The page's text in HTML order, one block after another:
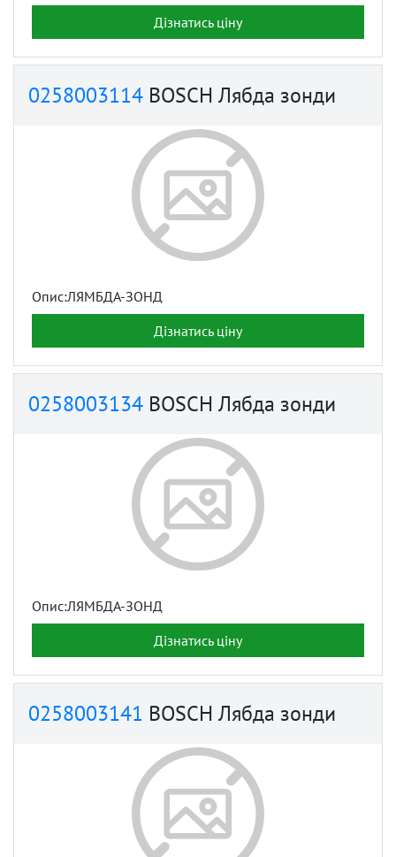
Дізнатись ціну
0258003114 BOSCH Лябда зонди
Опис:ЛЯМБДА-ЗОНД
Дізнатись ціну
0258003134 BOSCH Лябда зонди
Опис:ЛЯМБДА-ЗОНД
Дізнатись ціну
0258003141 BOSCH Лябда зонди